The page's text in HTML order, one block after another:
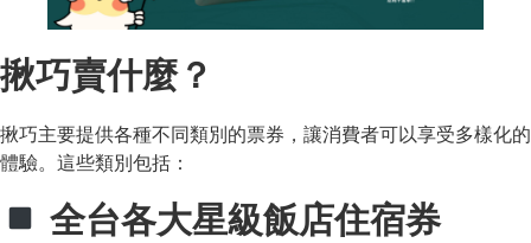
揪巧賣什麼？
揪巧主要提供各種不同類別的票券，讓消費者可以享受多樣化的
體驗。這些類別包括：
全台各大星級飯店住宿券